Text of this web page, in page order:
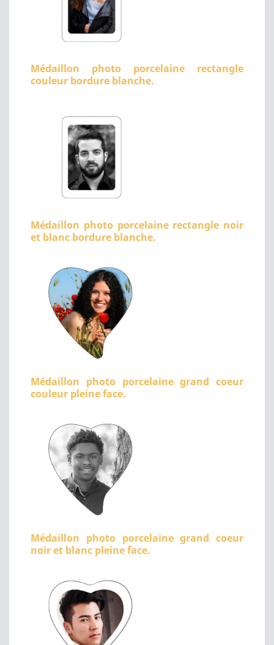
Médaillon photo porcelaine rectangle
couleur bordure blanche.
Médaillon photo porcelaine rectangle noir
et blanc bordure blanche.
Médaillon photo porcelaine grand coeur
couleur pleine face.
Médaillon photo porcelaine grand coeur
noir et blanc pleine face.